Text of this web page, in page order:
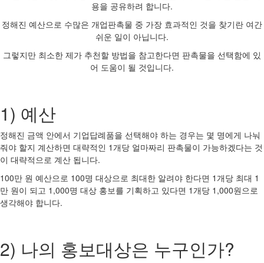
용을 공유하려 합니다.
정해진 예산으로 수많은 개업판촉물 중 가장 효과적인 것을 찾기란 여간
쉬운 일이 아닙니다.
그렇지만 최소한 제가 추천할 방법을 참고한다면 판촉물을 선택함에 있
어 도움이 될 것입니다.
1) 예산
정해진 금액 안에서 기업답례품을 선택해야 하는 경우는 몇 명에게 나눠
줘야 할지 계산하면 대략적인 1개당 얼마짜리 판촉물이 가능하겠다는 것
이 대략적으로 계산 됩니다.
100만 원 예산으로 100명 대상으로 최대한 알려야 한다면 1개당 최대 1
만 원이 되고 1,000명 대상 홍보를 기획하고 있다면 1개당 1,000원으로
생각해야 합니다.
2) 나의 홍보대상은 누구인가?